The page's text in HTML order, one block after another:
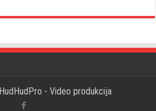
HudHudPro - Video produkcija